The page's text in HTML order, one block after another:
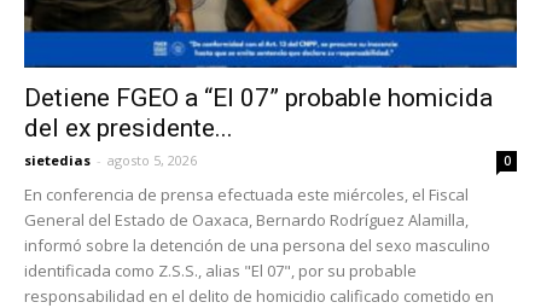
Detiene FGEO a “El 07” probable homicida
del ex presidente...
sietedias - agosto 5, 2026 0
En conferencia de prensa efectuada este miércoles, el Fiscal
General del Estado de Oaxaca, Bernardo Rodríguez Alamilla,
informó sobre la detención de una persona del sexo masculino
identificada como Z.S.S., alias "El 07", por su probable
responsabilidad en el delito de homicidio calificado cometido en